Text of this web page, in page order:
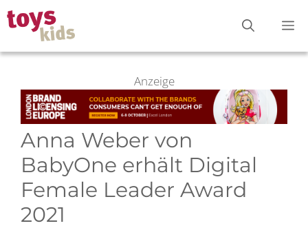
Zum
Inhalt
springen
Anzeige
Anna Weber von
BabyOne erhält Digital
Female Leader Award
2021